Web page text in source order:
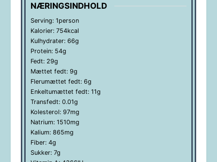
NÆRINGSINDHOLD
Serving: 1person
Kalorier: 754kcal
Kulhydrater: 66g
Protein: 54g
Fedt: 29g
Mættet fedt: 9g
Flerumættet fedt: 6g
Enkeltumættet fedt: 11g
Transfedt: 0.01g
Kolesterol: 97mg
Natrium: 1510mg
Kalium: 865mg
Fiber: 4g
Sukker: 7g